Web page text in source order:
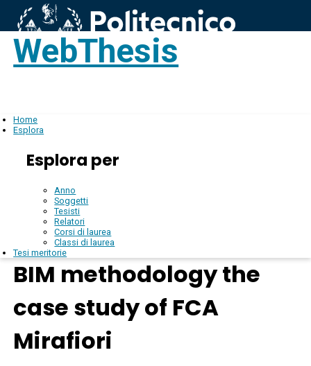
WebThesis
Home
Esplora
Esplora per
Anno
Soggetti
Tesisti
Relatori
Corsi di laurea
Classi di laurea
Tesi meritorie
BIM methodology the
case study of FCA
Mirafiori